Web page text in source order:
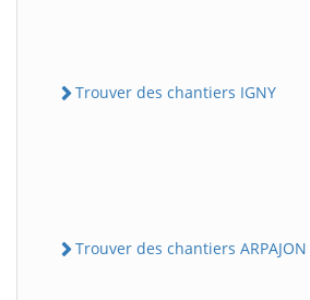
Trouver des chantiers IGNY
Trouver des chantiers ARPAJON